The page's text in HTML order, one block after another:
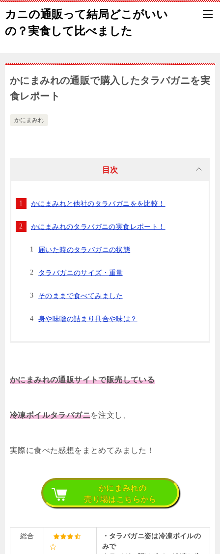
カニの通販って結局どこがいい
の？実食して比べました
かにまみれの通販で購入したタラバガニを実
食レポート
かにまみれ
目次
かにまみれと他社のタラバガニをを比較！
かにまみれのタラバガニの実食レポート！
届いた時のタラバガニの状態
タラバガニのサイズ・重量
そのままで食べてみました
身や味噌の詰まり具合や味は？
かにまみれの通販サイトで販売している
冷凍ボイルタラバガニを注文し、
実際に食べた感想をまとめてみました！
かにまみれの
売り場はこちらから
総合
・タラバガニ姿は冷凍ボイルの
みで